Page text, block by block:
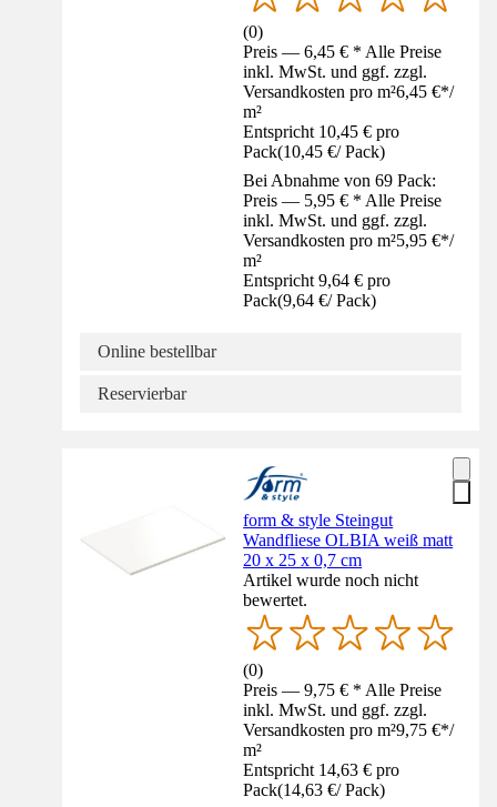
(0)
Preis — 6,45 € * Alle Preise
inkl. MwSt. und ggf. zzgl.
Versandkosten pro m²6,45 €*/
m²
Entspricht 10,45 € pro
Pack(10,45 €/ Pack)
Bei Abnahme von 69 Pack:
Preis — 5,95 € * Alle Preise
inkl. MwSt. und ggf. zzgl.
Versandkosten pro m²5,95 €*/
m²
Entspricht 9,64 € pro
Pack(9,64 €/ Pack)
Online bestellbar
Reservierbar
form & style Steingut
Wandfliese OLBIA weiß matt
20 x 25 x 0,7 cm
Artikel wurde noch nicht
bewertet.
(0)
Preis — 9,75 € * Alle Preise
inkl. MwSt. und ggf. zzgl.
Versandkosten pro m²9,75 €*/
m²
Entspricht 14,63 € pro
Pack(14,63 €/ Pack)